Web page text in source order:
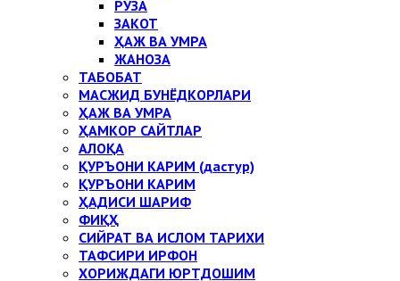
РЎЗА
ЗАКОТ
ҲАЖ ВА УМРА
ЖАНОЗА
ТАБОБАТ
МАСЖИД БУНЁДКОРЛАРИ
ҲАЖ ВА УМРА
ҲАМКОР САЙТЛАР
АЛОҚА
ҚУРЪОНИ КАРИМ (дастур)
ҚУРЪОНИ КАРИМ
ҲАДИСИ ШАРИФ
ФИҚҲ
СИЙРАТ ВА ИСЛОМ ТАРИХИ
ТАФСИРИ ИРФОН
ХОРИЖДАГИ ЮРТДОШИМ